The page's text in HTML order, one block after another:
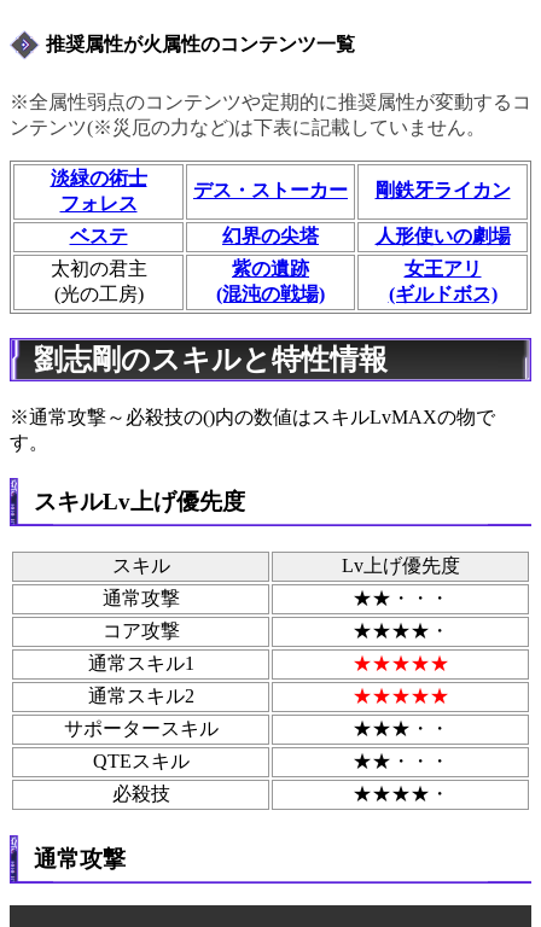
推奨属性が火属性のコンテンツ一覧
※全属性弱点のコンテンツや定期的に推奨属性が変動するコ
ンテンツ(※災厄の力など)は下表に記載していません。
淡緑の術士
フォレス
デス・ストーカー 剛鉄牙ライカン
ベステ 幻界の尖塔
人形使いの劇場
太初の君主
(光の工房)
紫の遺跡
(混沌の戦場)
女王アリ
(ギルドボス)
劉志剛のスキルと特性情報
※通常攻撃～必殺技の()内の数値はスキルLvMAXの物で
す。
スキルLv上げ優先度
スキル
Lv上げ優先度
通常攻撃
★★・・・
コア攻撃
★★★★・
通常スキル1
★★★★★
通常スキル2
★★★★★
サポータースキル
★★★・・
QTEスキル
★★・・・
必殺技
★★★★・
通常攻撃